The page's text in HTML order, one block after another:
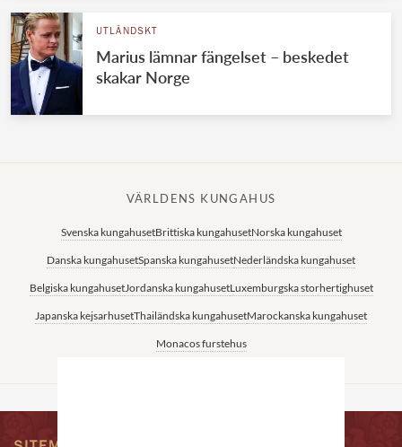
UTLÄNDSKT
Marius lämnar fängelset – beskedet
skakar Norge
VÄRLDENS KUNGAHUS
Svenska kungahusetBrittiska kungahusetNorska kungahuset
Danska kungahusetSpanska kungahusetNederländska kungahuset
Belgiska kungahusetJordanska kungahusetLuxemburgska storhertighuset
Japanska kejsarhusetThailändska kungahusetMarockanska kungahuset
Monacos furstehus